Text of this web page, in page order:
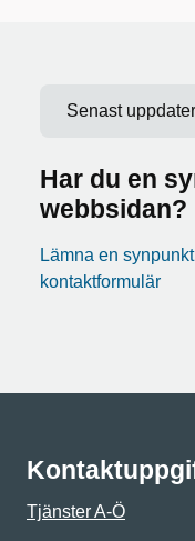
Senast
Har du en
webbsidan?
Lämna en
kontaktformulär
Tjänster A-Ö